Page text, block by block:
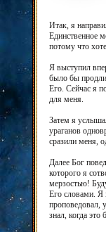
Итак, я
Единственное
потому что
Я выступил
было бы
Его. Сейчас я
для меня.
Затем я
ураганов
сразили меня,
Далее Бог
которого я
мерзостью!
Его словами. Я
проповедовал,
знал, когда